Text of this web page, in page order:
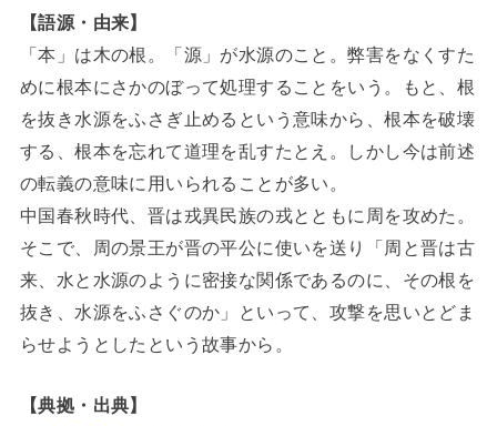
【語源・由来】
「本」は木の根。「源」が水源のこと。弊害をなくすた
めに根本にさかのぼって処理することをいう。もと、根
を抜き水源をふさぎ止めるという意味から、根本を破壊
する、根本を忘れて道理を乱すたとえ。しかし今は前述
の転義の意味に用いられることが多い。
中国春秋時代、晋は戎異民族の戎とともに周を攻めた。
そこで、周の景王が晋の平公に使いを送り「周と晋は古
来、水と水源のように密接な関係であるのに、その根を
抜き、水源をふさぐのか」といって、攻撃を思いとどま
らせようとしたという故事から。
【典拠・出典】